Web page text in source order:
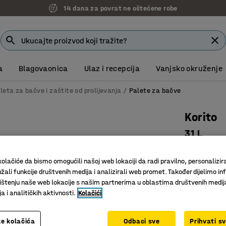
14 dana za povrat ne oštećene robe
Blagovaonica Ulaz i recepcija Vanjsko okruženje
za bačve i zaštite od prolijevanja Palete za bačve
Korito
31 L
Za manje
Izdržljivi
Volumen (L)
da bismo omogućili našoj web lokaciji da radi pravilno,
funkcije društvenih medija i analizirali web promet. Također dijelimo
naše web lokacije s našim partnerima u oblastima društvenih
i analitičkih aktivnosti. Kolačići
kolačića Odbaci sve Prihvati